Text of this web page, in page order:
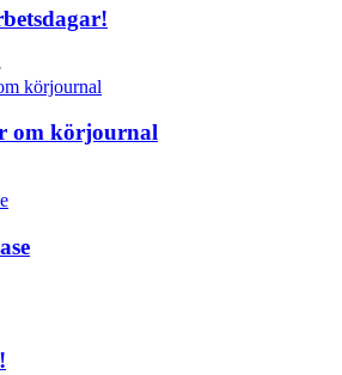
om körjournal